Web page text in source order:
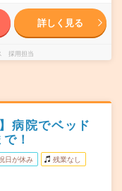
詳しく見る
採用担当
病院でベッド
！
日が休み 残業なし